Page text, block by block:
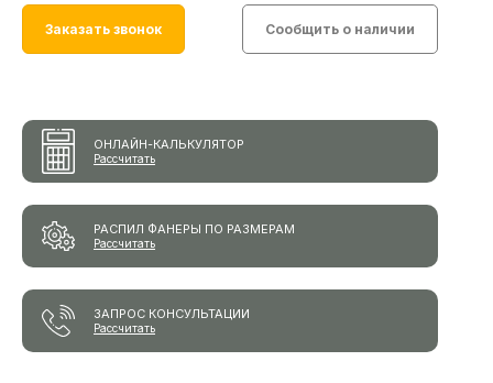
Заказать звонок Сообщить о наличии
ОНЛАЙН-КАЛЬКУЛЯТОР
Рассчитать
РАСПИЛ ФАНЕРЫ ПО РАЗМЕРАМ
Рассчитать
ЗАПРОС КОНСУЛЬТАЦИИ
Рассчитать